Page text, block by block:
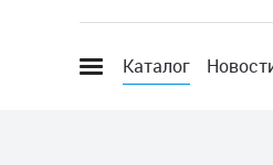
Каталог